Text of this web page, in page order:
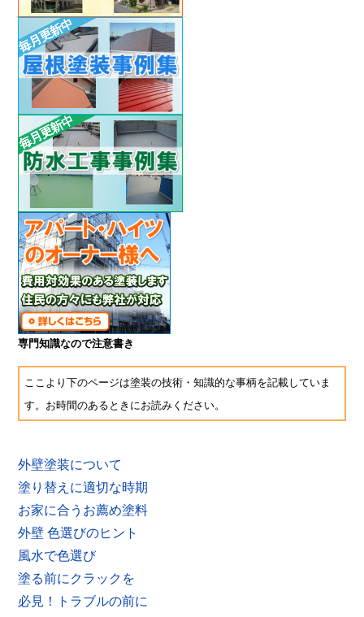
専門知識なので注意書き
ここより下のページは塗装の技術・知識的な事柄を記載していま
す。お時間のあるときにお読みください。
外壁塗装について
塗り替えに適切な時期
お家に合うお薦め塗料
外壁 色選びのヒント
風水で色選び
塗る前にクラックを
必見！トラブルの前に